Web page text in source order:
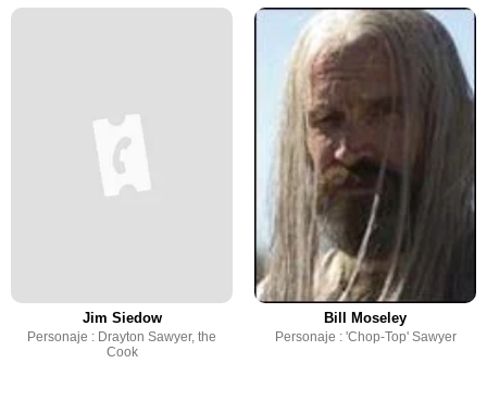
Jim Siedow
Personaje : Drayton Sawyer, the
Cook
Bill Moseley
Personaje : 'Chop-Top' Sawyer